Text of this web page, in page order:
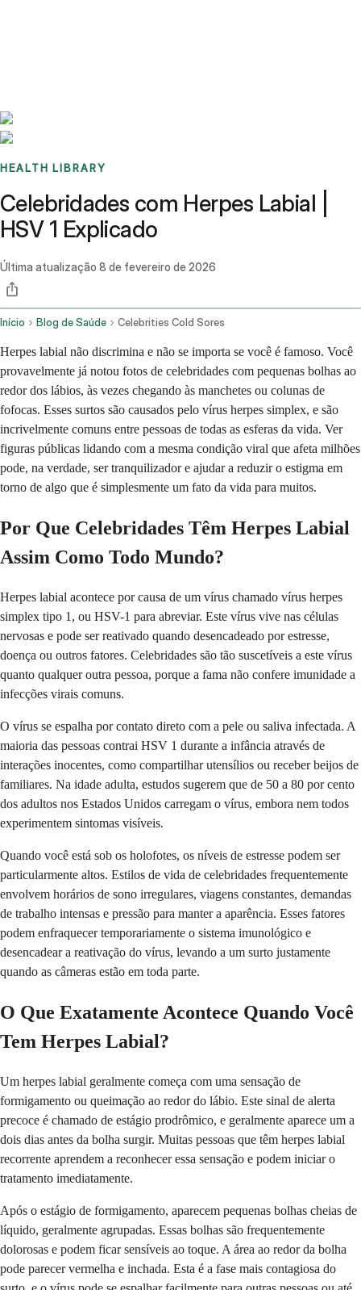
HEALTH LIBRARY
Celebridades com Herpes Labial |
HSV 1 Explicado
Última atualização 8 de fevereiro de 2026
Início Blog de Saúde Celebrities Cold Sores
Herpes labial não discrimina e não se importa se você é famoso. Você
provavelmente já notou fotos de celebridades com pequenas bolhas ao
redor dos lábios, às vezes chegando às manchetes ou colunas de
fofocas. Esses surtos são causados pelo vírus herpes simplex, e são
incrivelmente comuns entre pessoas de todas as esferas da vida. Ver
figuras públicas lidando com a mesma condição viral que afeta milhões
pode, na verdade, ser tranquilizador e ajudar a reduzir o estigma em
torno de algo que é simplesmente um fato da vida para muitos.
Por Que Celebridades Têm Herpes Labial
Assim Como Todo Mundo?
Herpes labial acontece por causa de um vírus chamado vírus herpes
simplex tipo 1, ou HSV-1 para abreviar. Este vírus vive nas células
nervosas e pode ser reativado quando desencadeado por estresse,
doença ou outros fatores. Celebridades são tão suscetíveis a este vírus
quanto qualquer outra pessoa, porque a fama não confere imunidade a
infecções virais comuns.
O vírus se espalha por contato direto com a pele ou saliva infectada. A
maioria das pessoas contrai HSV 1 durante a infância através de
interações inocentes, como compartilhar utensílios ou receber beijos de
familiares. Na idade adulta, estudos sugerem que de 50 a 80 por cento
dos adultos nos Estados Unidos carregam o vírus, embora nem todos
experimentem sintomas visíveis.
Quando você está sob os holofotes, os níveis de estresse podem ser
particularmente altos. Estilos de vida de celebridades frequentemente
envolvem horários de sono irregulares, viagens constantes, demandas
de trabalho intensas e pressão para manter a aparência. Esses fatores
podem enfraquecer temporariamente o sistema imunológico e
desencadear a reativação do vírus, levando a um surto justamente
quando as câmeras estão em toda parte.
O Que Exatamente Acontece Quando Você
Tem Herpes Labial?
Um herpes labial geralmente começa com uma sensação de
formigamento ou queimação ao redor do lábio. Este sinal de alerta
precoce é chamado de estágio prodrômico, e geralmente aparece um a
dois dias antes da bolha surgir. Muitas pessoas que têm herpes labial
recorrente aprendem a reconhecer essa sensação e podem iniciar o
tratamento imediatamente.
Após o estágio de formigamento, aparecem pequenas bolhas cheias de
líquido, geralmente agrupadas. Essas bolhas são frequentemente
dolorosas e podem ficar sensíveis ao toque. A área ao redor da bolha
pode parecer vermelha e inchada. Esta é a fase mais contagiosa do